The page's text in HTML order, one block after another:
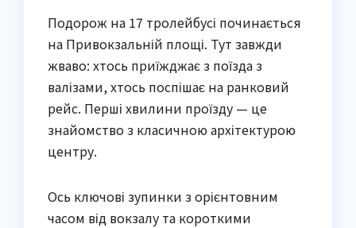
Подорож на 17 тролейбусі починається
на Привокзальній площі. Тут завжди
жваво: хтось приїжджає з поїзда з
валізами, хтось поспішає на ранковий
рейс. Перші хвилини проїзду — це
знайомство з класичною архітектурою
центру.
Ось ключові зупинки з орієнтовним
часом від вокзалу та короткими